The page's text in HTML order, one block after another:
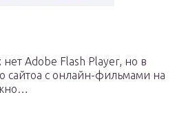
Adobe Flash Player, но в
сайтоа с онлайн-фильмами на